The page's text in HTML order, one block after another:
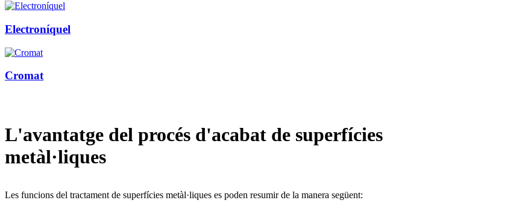
Electroníquel
Cromat
L'avantatge del procés d'acabat de superfícies
metàl·liques
Les funcions del tractament de superfícies metàl·liques es poden resumir de la manera següent: